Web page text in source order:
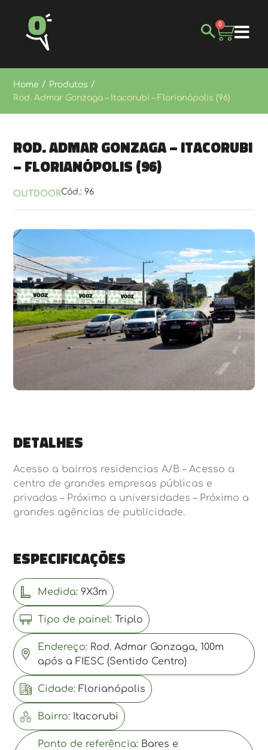
0
Home / Produtos /
Rod. Admar Gonzaga – Itacorubi – Florianópolis (96)
Rod. Admar Gonzaga – Itacorubi
– Florianópolis (96)
OUTDOORCód.: 96
Detalhes
Acesso a bairros residencias A/B – Acesso a
centro de grandes empresas públicas e
privadas – Próximo a universidades – Próximo a
grandes agências de publicidade.
Especificações
Medida: 9X3m
Tipo de painel: Triplo
Endereço: Rod. Admar Gonzaga, 100m
após a FIESC (Sentido Centro)
Cidade: Florianópolis
Bairro: Itacorubi
Ponto de referência: Bares e